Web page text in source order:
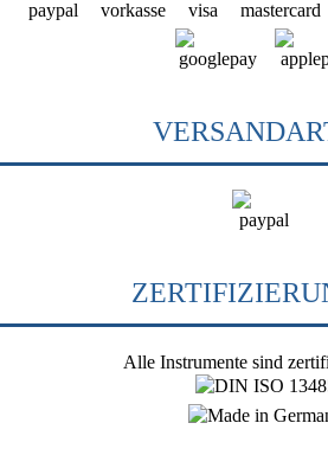
Alle Instrumente sind